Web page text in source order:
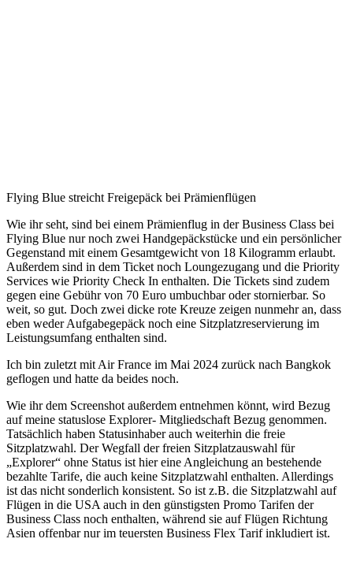
Flying Blue streicht Freigepäck bei Prämienflügen
Wie ihr seht, sind bei einem Prämienflug in der Business Class bei
Flying Blue nur noch zwei Handgepäckstücke und ein persönlicher
Gegenstand mit einem Gesamtgewicht von 18 Kilogramm erlaubt.
Außerdem sind in dem Ticket noch Loungezugang und die Priority
Services wie Priority Check In enthalten. Die Tickets sind zudem
gegen eine Gebühr von 70 Euro umbuchbar oder stornierbar. So
weit, so gut. Doch zwei dicke rote Kreuze zeigen nunmehr an, dass
eben weder Aufgabegepäck noch eine Sitzplatzreservierung im
Leistungsumfang enthalten sind.
Ich bin zuletzt mit Air France im Mai 2024 zurück nach Bangkok
geflogen und hatte da beides noch.
Wie ihr dem Screenshot außerdem entnehmen könnt, wird Bezug
auf meine statuslose Explorer- Mitgliedschaft Bezug genommen.
Tatsächlich haben Statusinhaber auch weiterhin die freie
Sitzplatzwahl. Der Wegfall der freien Sitzplatzauswahl für
„Explorer“ ohne Status ist hier eine Angleichung an bestehende
bezahlte Tarife, die auch keine Sitzplatzwahl enthalten. Allerdings
ist das nicht sonderlich konsistent. So ist z.B. die Sitzplatzwahl auf
Flügen in die USA auch in den günstigsten Promo Tarifen der
Business Class noch enthalten, während sie auf Flügen Richtung
Asien offenbar nur im teuersten Business Flex Tarif inkludiert ist.